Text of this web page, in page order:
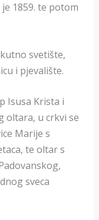
1859. te potom
svetište,
i pjevalište.
Isusa Krista i
oltara, u crkvi se
Marije s
te oltar s
sveca